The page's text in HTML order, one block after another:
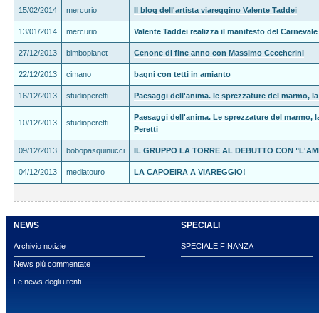
15/02/2014 mercurio Il blog dell'artista viareggino Valente Taddei
13/01/2014 mercurio Valente Taddei realizza il manifesto del
27/12/2013 bimboplanet Cenone di fine anno con Massimo Ceccherini
22/12/2013 cimano bagni con tetti in amianto
16/12/2013 studioperetti Paesaggi dell'anima. le sprezzature del marmo,
10/12/2013 studioperetti
Paesaggi dell'anima. Le sprezzature del marmo,
Peretti
09/12/2013 bobopasquinucci IL GRUPPO LA TORRE AL DEBUTTO CON
04/12/2013 mediatouro LA CAPOEIRA A VIAREGGIO!
NEWS
Archivio notizie
News più commentate
Le news degli utenti
SPECIALI
SPECIALE FINANZA